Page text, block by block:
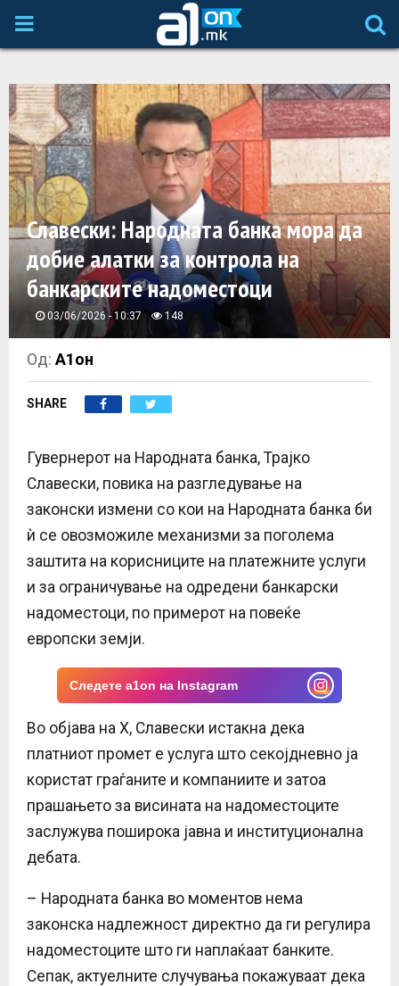
P
I
M
A
R
Y
M
E
N
U
Славески: Народната банка мора да
добие алатки за контрола на
банкарските надоместоци
03/06/2026 - 10:37 148
Од:А1он
SHARE
Гувернерот на Народната банка, Трајко
Славески, повика на разгледување на
законски измени со кои на Народната банка би
ѝ се овозможиле механизми за поголема
заштита на корисниците на платежните услуги
и за ограничување на одредени банкарски
надоместоци, по примерот на повеќе
европски земји.
Следете a1on на Instagram
Во објава на X, Славески истакна дека
платниот промет е услуга што секојдневно ја
користат граѓаните и компаниите и затоа
прашањето за висината на надоместоците
заслужува поширока јавна и институционална
дебата.
– Народната банка во моментов нема
законска надлежност директно да ги регулира
надоместоците што ги наплаќаат банките.
Сепак, актуелните случувања покажуваат дека